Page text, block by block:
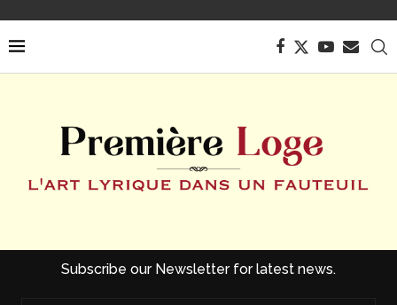
Subscribe our Newsletter for latest news.